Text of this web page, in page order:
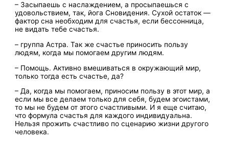
– Засыпаешь с наслаждением, а просыпаешься с
удовольствием, так, йога Сновидения. Сухой остаток —
фактор сна необходим для счастья, если бессонница,
не видать тебе счастья.
– группа Астра. Так же счастье приносить пользу
людям, когда мы помогаем другим людям.
– Помощь. Активно вмешиваться в окружающий мир,
только тогда есть счастье, да?
– Да, когда мы помогаем, приносим пользу в этот мир, а
если мы все делаем только для себя, будем эгоистами,
то мы не будем от этого счастливыми. И я еще считаю,
что формула счастья для каждого индивидуальна.
Нельзя прожить счастливо по сценарию жизни другого
человека.